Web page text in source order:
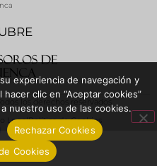
los derechos reservados
LegalPolítica de Cookies
experiencia de navegación y
clic en “Aceptar cookies”
nuestro uso de las cookies.
Rechazar Cookies
Cookies